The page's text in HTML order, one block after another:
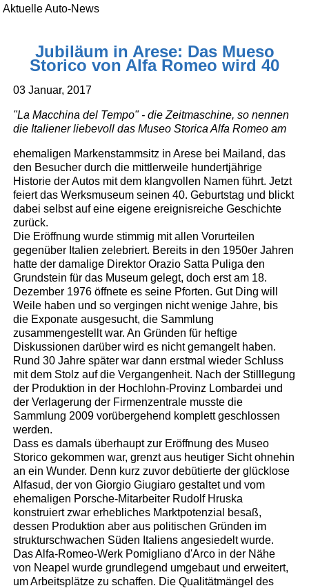
Aktuelle Auto-News
Jubiläum in Arese: Das Mueso
Storico von Alfa Romeo wird 40
03 Januar, 2017
"La Macchina del Tempo" - die Zeitmaschine, so nennen
die Italiener liebevoll das Museo Storica Alfa Romeo am
ehemaligen Markenstammsitz in Arese bei Mailand, das
den Besucher durch die mittlerweile hundertjährige
Historie der Autos mit dem klangvollen Namen führt. Jetzt
feiert das Werksmuseum seinen 40. Geburtstag und blickt
dabei selbst auf eine eigene ereignisreiche Geschichte
zurück.
Die Eröffnung wurde stimmig mit allen Vorurteilen
gegenüber Italien zelebriert. Bereits in den 1950er Jahren
hatte der damalige Direktor Orazio Satta Puliga den
Grundstein für das Museum gelegt, doch erst am 18.
Dezember 1976 öffnete es seine Pforten. Gut Ding will
Weile haben und so vergingen nicht wenige Jahre, bis
die Exponate ausgesucht, die Sammlung
zusammengestellt war. An Gründen für heftige
Diskussionen darüber wird es nicht gemangelt haben.
Rund 30 Jahre später war dann erstmal wieder Schluss
mit dem Stolz auf die Vergangenheit. Nach der Stilllegung
der Produktion in der Hochlohn-Provinz Lombardei und
der Verlagerung der Firmenzentrale musste die
Sammlung 2009 vorübergehend komplett geschlossen
werden.
Dass es damals überhaupt zur Eröffnung des Museo
Storico gekommen war, grenzt aus heutiger Sicht ohnehin
an ein Wunder. Denn kurz zuvor debütierte der glücklose
Alfasud, der von Giorgio Giugiaro gestaltet und vom
ehemaligen Porsche-Mitarbeiter Rudolf Hruska
konstruiert zwar erhebliches Marktpotenzial besaß,
dessen Produktion aber aus politischen Gründen im
strukturschwachen Süden Italiens angesiedelt wurde.
Das Alfa-Romeo-Werk Pomigliano d'Arco in der Nähe
von Neapel wurde grundlegend umgebaut und erweitert,
um Arbeitsplätze zu schaffen. Die Qualitätmängel des